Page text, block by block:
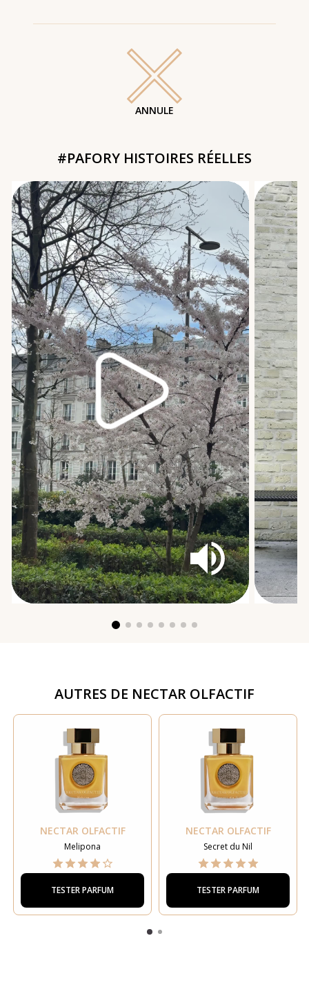
ANNULE
#PAFORY HISTOIRES RÉELLES
AUTRES DE NECTAR OLFACTIF
NECTAR OLFACTIF
Melipona
TESTER PARFUM
NECTAR OLFACTIF
Secret du Nil
TESTER PARFUM